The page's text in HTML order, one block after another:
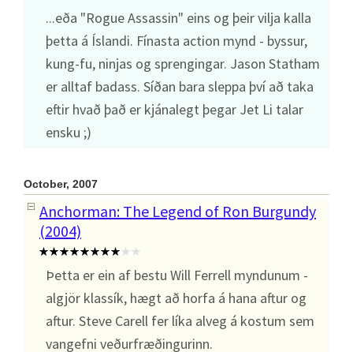
...eða "Rogue Assassin" eins og þeir vilja kalla
þetta á Íslandi. Fínasta action mynd - byssur,
kung-fu, ninjas og sprengingar. Jason Statham
er alltaf badass. Síðan bara sleppa því að taka
eftir hvað það er kjánalegt þegar Jet Li talar
ensku ;)
October, 2007
Anchorman: The Legend of Ron Burgundy
(2004)
Þetta er ein af bestu Will Ferrell myndunum -
algjör klassík, hægt að horfa á hana aftur og
aftur. Steve Carell fer líka alveg á kostum sem
vangefni veðurfræðingurinn.